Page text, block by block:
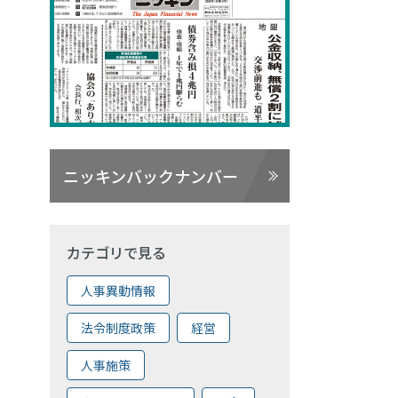
ニッキンバックナンバー
カテゴリで見る
人事異動情報
法令制度政策 経営
人事施策